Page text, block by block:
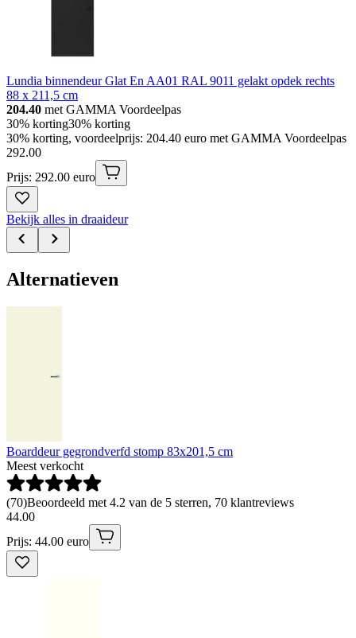
Lundia binnendeur Glat En AA01 RAL 9011 gelakt opdek rechts
88 x 211,5 cm
204.40 met GAMMA Voordeelpas
30% korting30% korting
30% korting, voordeelprijs: 204.40 euro met GAMMA Voordeelpas
292.00
Prijs: 292.00 euro
Bekijk alles in draaideur
Alternatieven
Boarddeur gegrondverfd stomp 83x201,5 cm
Meest verkocht
(70)Beoordeeld met 4.2 van de 5 sterren, 70 klantreviews
44.00
Prijs: 44.00 euro